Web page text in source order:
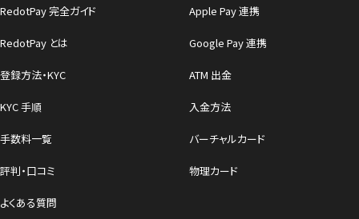
RedotPay 完全ガイド
RedotPay とは
登録方法・KYC
KYC 手順
手数料一覧
評判・口コミ
よくある質問
Apple Pay 連携
Google Pay 連携
ATM 出金
入金方法
バーチャルカード
物理カード